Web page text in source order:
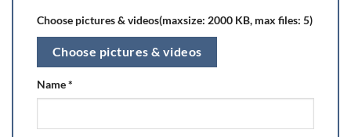
Choose pictures & videos(maxsize: 2000 KB, max files: 5)
Choose pictures & videos
Name*